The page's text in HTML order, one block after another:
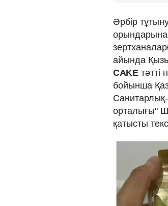
Әрбір
айында
CAKEтәтті
бойынша
орталығы"
қатысты